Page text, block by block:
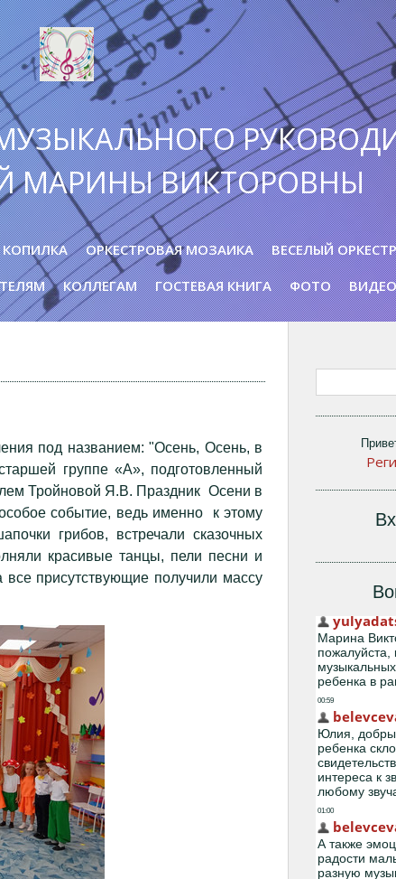
МАРИНЫ ВИКТОРОВНЫ
ОРКЕСТРОВАЯ МОЗАИКА ВЕСЕЛЫЙ ОРКЕСТР
КОЛЛЕГАМ ГОСТЕВАЯ КНИГА ФОТО ВИДЕО
под названием: "Осень, Осень, в
группе «А», подготовленный
Тройновой Я.В. Праздник Осени в
событие, ведь именно к этому
грибов, встречали сказочных
красивые танцы, пели песни и
присутствующие получили массу